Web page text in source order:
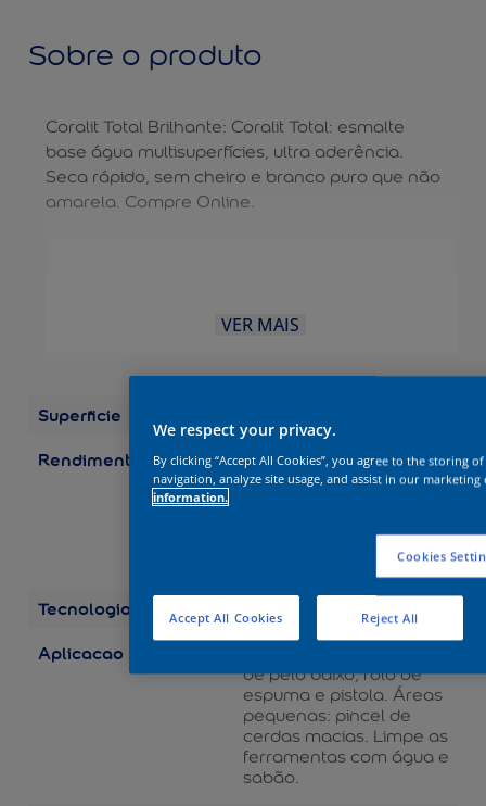
Sobre o produto
Coralit Total Brilhante: Coralit Total: esmalte
base água multisuperfícies, ultra aderência.
Seca rápido, sem cheiro e branco puro que não
amarela. Compre Online.
VER MAIS
Superficie
Rendimento
Embalagens/Rendimento
(por demão) Galão 3,6 L:
até 19 m2 Quarto 0,8 L:
Tecnologia Balance
Aplicacao
de pelo baixo, rolo de
espuma e pistola. Áreas
pequenas: pincel de
cerdas macias. Limpe as
ferramentas com água e
sabão.
We respect your privacy.
By clicking “Accept All Cookies”, you agree to the storing
navigation, analyze site usage, and assist in our
information.
Cookies
Reject All
Accept All Cookies